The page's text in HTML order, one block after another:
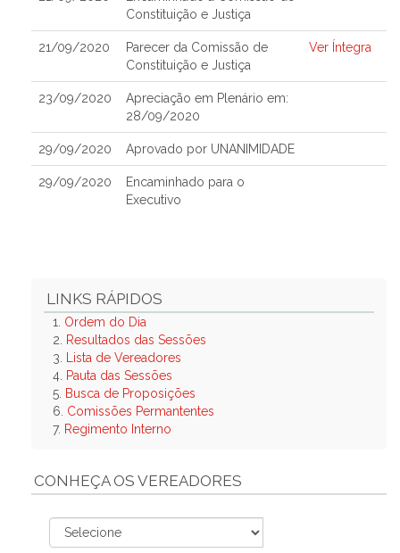
Constituição e Justiça
21/09/2020
Parecer da Comissão de
Constituição e Justiça
Ver Íntegra
23/09/2020
Apreciação em Plenário em:
28/09/2020
29/09/2020 Aprovado por UNANIMIDADE
29/09/2020
Encaminhado para o
Executivo
LINKS RÁPIDOS
1. Ordem do Dia
2.
Resultados das Sessões
3.
Lista de Vereadores
4. Pauta das Sessões
5. Busca de Proposições
6. Comissões Permantentes
7. Regimento Interno
CONHEÇA OS VEREADORES